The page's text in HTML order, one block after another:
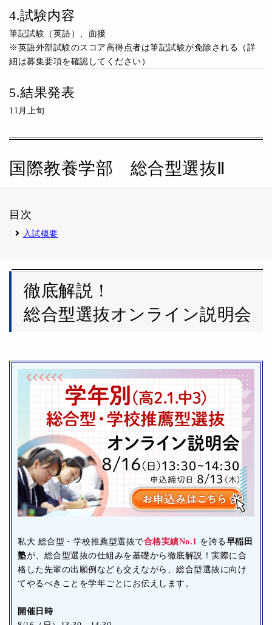
4.試験内容
筆記試験（英語）、面接
※英語外部試験のスコア高得点者は筆記試験が免除される（詳
細は募集要項を確認してください）
5.結果発表
11月上旬
国際教養学部 総合型選抜Ⅱ
目次
入試概要
徹底解説！
総合型選抜オンライン説明会
私大 総合型・学校推薦型選抜で合格実績No.1 を誇る早稲田
塾が、総合型選抜の仕組みを基礎から徹底解説！実際に合
格した先輩の出願例なども交えながら、総合型選抜に向け
てやるべきことを学年ごとにお伝えします。
開催日時